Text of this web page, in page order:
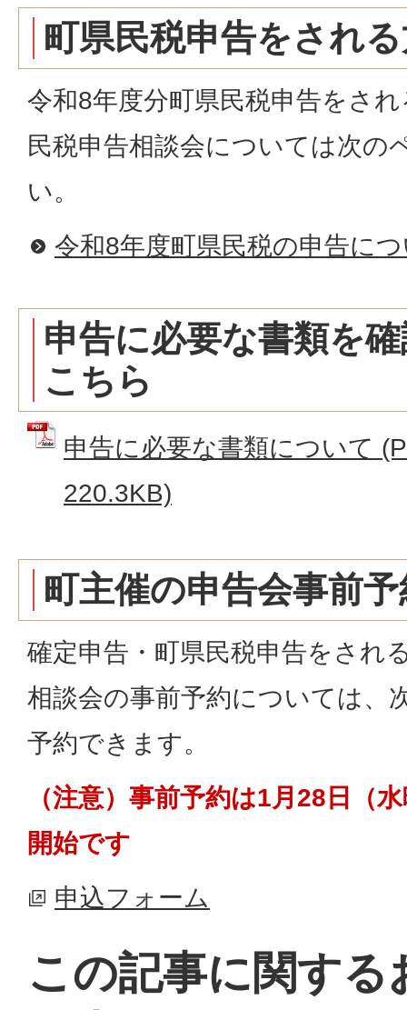
町県民税申告をされ
令和8年度分町県民税申告をさ
民税申告相談会については次の
い。
令和8年度町県民税の申告に
申告に必要な書類を
こちら
申告に必要な書類について
220.3KB)
町主催の申告会事前
確定申告・町県民税申告をされ
相談会の事前予約については、
予約できます。
（注意）事前予約は1月28日（
開始です
申込フォーム
この記事に関する